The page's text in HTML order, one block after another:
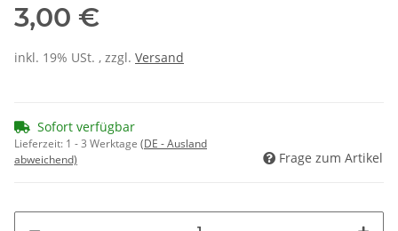
3,00 €
inkl. 19% USt. , zzgl. Versand
Sofort verfügbar
Lieferzeit: 1 - 3 Werktage (DE - Ausland
abweichend)
Frage zum Artikel